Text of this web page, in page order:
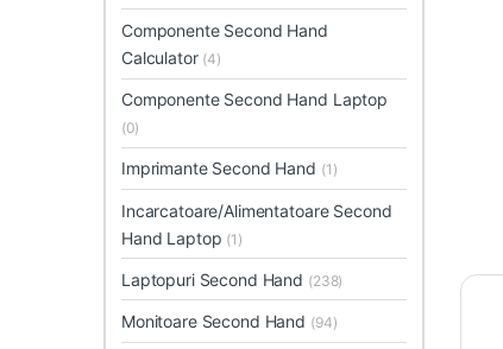
Componente Second Hand
Calculator (4)
Componente Second Hand Laptop
(0)
Imprimante Second Hand (1)
Incarcatoare/Alimentatoare Second
Hand Laptop (1)
Laptopuri Second Hand (238)
Monitoare Second Hand (94)